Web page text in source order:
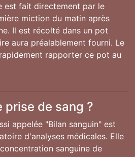
est fait directement par le
miction du matin après
Il est récolté dans un pot
aura préalablement fourni. Le
rapporter ce pot au
prise de sang ?
appelée "Bilan sanguin" est
d'analyses médicales. Elle
sanguine de